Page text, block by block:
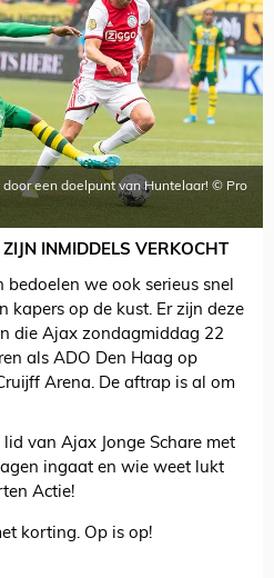
door een doelpunt van Huntelaar! © Pro
INMIDDELS VERKOCHT
bedoelen we ook serieus snel
kapers op de kust. Er zijn deze
die Ajax zondagmiddag 22
als ADO Den Haag op
Arena. De aftrap is al om
van Ajax Jonge Schare met
ingaat en wie weet lukt
Actie!
korting. Op is op!